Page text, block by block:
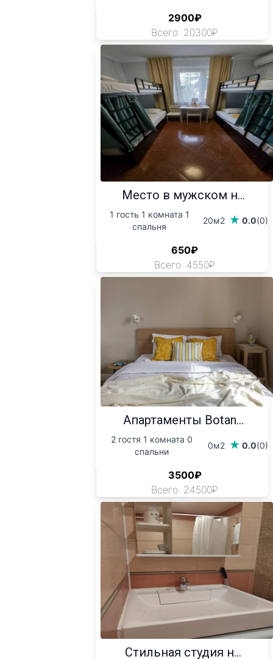
2900₽
Всего: 20300₽
Место в мужском н...
1 гость 1 комната 1
спальня
20м2 0.0(0)
650₽
Всего: 4550₽
Апартаменты Botan...
2 гостя 1 комната 0
спальни
0м2 0.0(0)
3500₽
Всего: 24500₽
Стильная студия н...